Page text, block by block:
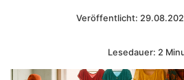
Veröffentlicht:
Lesedauer: 2